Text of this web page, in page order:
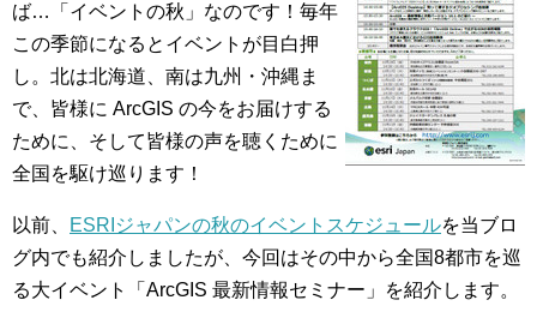
ば…「イベントの秋」なのです！毎年
この季節になるとイベントが目白押
し。北は北海道、南は九州・沖縄ま
で、皆様に ArcGIS の今をお届けする
ために、そして皆様の声を聴くために
全国を駆け巡ります！
以前、 ESRIジャパンの秋のイベントスケジュールを当ブロ
グ内でも紹介しましたが、今回はその中から全国8都市を巡
る大イベント「ArcGIS 最新情報セミナー」を紹介します。